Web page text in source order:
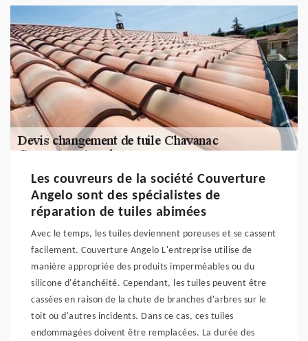
Les couvreurs de la société Couverture
Angelo sont des spécialistes de
réparation de tuiles abimées
Avec le temps, les tuiles deviennent poreuses et se cassent
facilement. Couverture Angelo L'entreprise utilise de
manière appropriée des produits imperméables ou du
silicone d'étanchéité. Cependant, les tuiles peuvent être
cassées en raison de la chute de branches d'arbres sur le
toit ou d'autres incidents. Dans ce cas, ces tuiles
endommagées doivent être remplacées. La durée des